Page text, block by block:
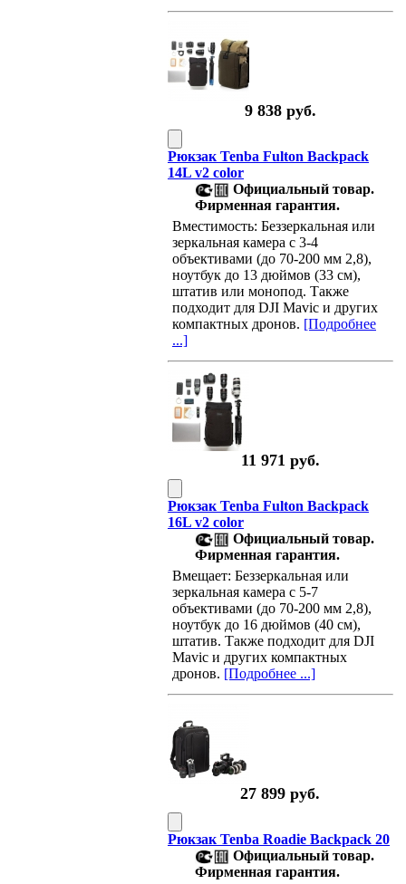
9 838 руб.
Рюкзак Tenba Fulton Backpack
14L v2 color
Официальный товар.
Фирменная гарантия.
Вместимость: Беззеркальная или
зеркальная камера с 3-4
объективами (до 70-200 мм 2,8),
ноутбук до 13 дюймов (33 см),
штатив или монопод. Также
подходит для DJI Mavic и других
компактных дронов. [Подробнее
...]
11 971 руб.
Рюкзак Tenba Fulton Backpack
16L v2 color
Официальный товар.
Фирменная гарантия.
Вмещает: Беззеркальная или
зеркальная камера с 5-7
объективами (до 70-200 мм 2,8),
ноутбук до 16 дюймов (40 см),
штатив. Также подходит для DJI
Mavic и других компактных
дронов. [Подробнее ...]
27 899 руб.
Рюкзак Tenba Roadie Backpack 20
Официальный товар.
Фирменная гарантия.